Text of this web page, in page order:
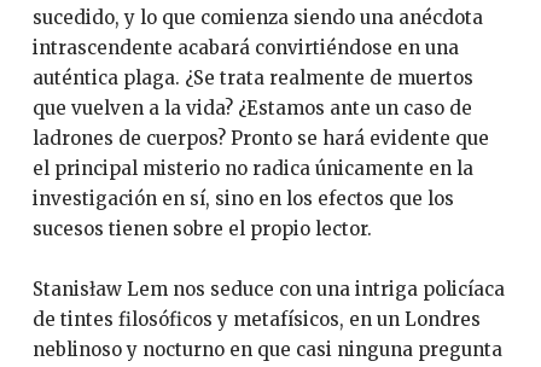
sucedido, y lo que comienza siendo una anécdota
intrascendente acabará convirtiéndose en una
auténtica plaga. ¿Se trata realmente de muertos
que vuelven a la vida? ¿Estamos ante un caso de
ladrones de cuerpos? Pronto se hará evidente que
el principal misterio no radica únicamente en la
investigación en sí, sino en los efectos que los
sucesos tienen sobre el propio lector.
Stanisław Lem nos seduce con una intriga policíaca
de tintes filosóficos y metafísicos, en un Londres
neblinoso y nocturno en que casi ninguna pregunta